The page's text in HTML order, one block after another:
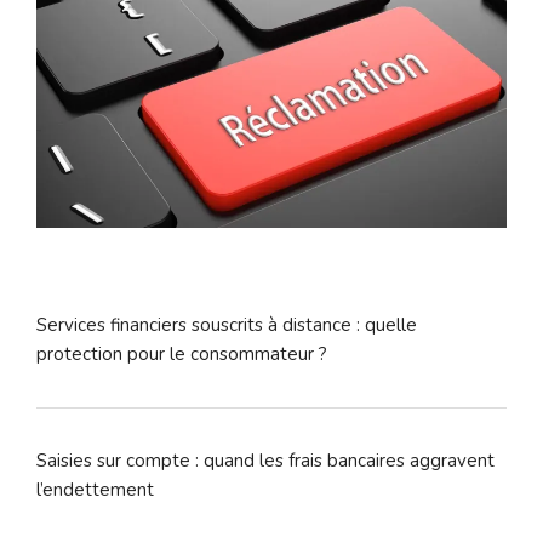
Services financiers souscrits à distance : quelle
protection pour le consommateur ?
Saisies sur compte : quand les frais bancaires aggravent
l’endettement